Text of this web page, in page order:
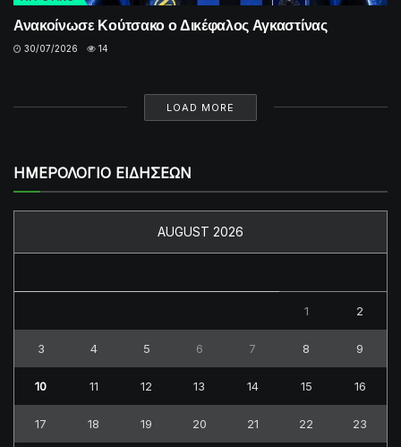
Ανακοίνωσε Κούτσακο ο Δικέφαλος Αγκαστίνας
30/07/2026 14
LOAD MORE
ΗΜΕΡΟΛΟΓΙΟ ΕΙΔΗΣΕΩΝ
AUGUST 2026
1 2
3 4 5 6 7 8 9
10 11 12 13 14 15 16
17 18 19 20 21 22 23